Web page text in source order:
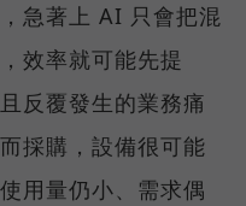
急著上 AI 只會把混
效率就可能先提
反覆發生的業務痛
採購，設備很可能
用量仍小、需求偶